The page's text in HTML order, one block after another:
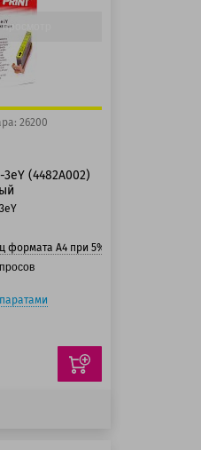
26200
(4482A002)
формата А4 при 5% заполнении